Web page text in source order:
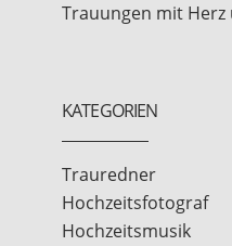
Trauungen mit
KATEGORIEN
Trauredner
Hochzeitsfotograf
Hochzeitsmusik